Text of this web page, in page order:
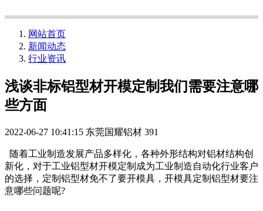
网站首页
新闻动态
行业资讯
浅谈非标铝型材开模定制我们需要注意哪
些方面
2022-06-27 10:41:15 东莞国耀铝材 391
随着工业制造发展产品多样化，各种外形结构对铝材结构创
新化，对于工业铝型材开模定制成为工业制造自动化行业客户
的选择，定制铝型材免不了要开模具，开模具定制铝型材要注
意哪些问题呢?